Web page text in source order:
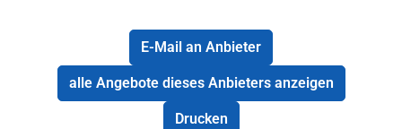
E-Mail an Anbieter
alle Angebote dieses Anbieters anzeigen
Drucken